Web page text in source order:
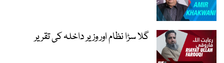
گلا سڑا نظام اور وزیر داخلہ کی تقریر